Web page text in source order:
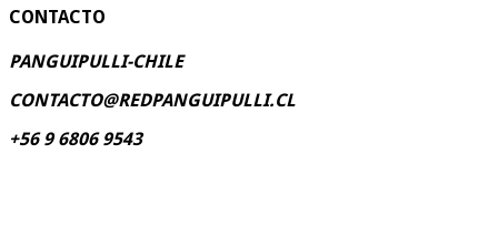
CONTACTO
PANGUIPULLI-CHILE
CONTACTO@REDPANGUIPULLI.CL
+56 9 6806 9543